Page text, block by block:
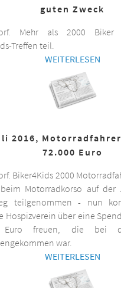
guten Zweck
Mehr als 2000 Biker
Treffen teil.
WEITERLESEN
2016,
72.000 Euro
Biker4Kids 2000
Motorradkorso auf der
teilgenommen - nun
Hospizverein über eine
Euro freuen, die bei
war.
WEITERLESEN